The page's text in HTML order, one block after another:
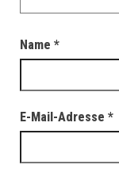
Name *
E-Mail-Adresse *